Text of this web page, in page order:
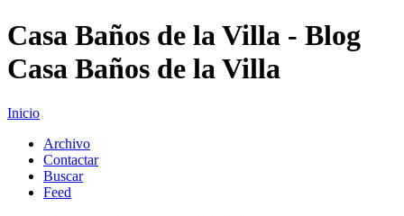
Casa Baños de la Villa - Blog
Casa Baños de la Villa
Inicio
Archivo
Contactar
Buscar
Feed